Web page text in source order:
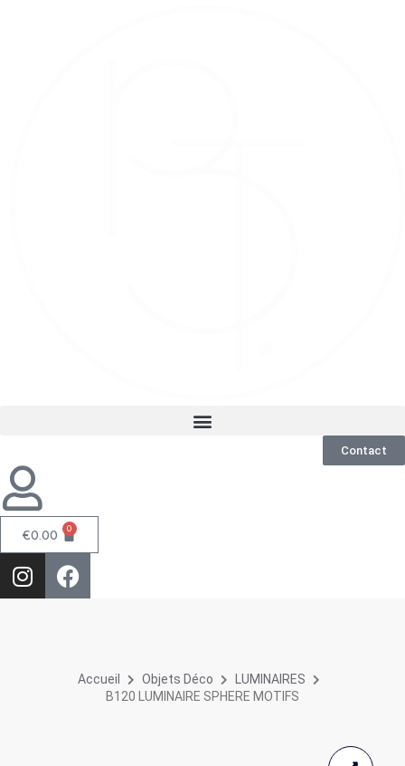
Contact
€0.00 0
Accueil Objets Déco
LUMINAIRES
B120 LUMINAIRE SPHERE MOTIFS